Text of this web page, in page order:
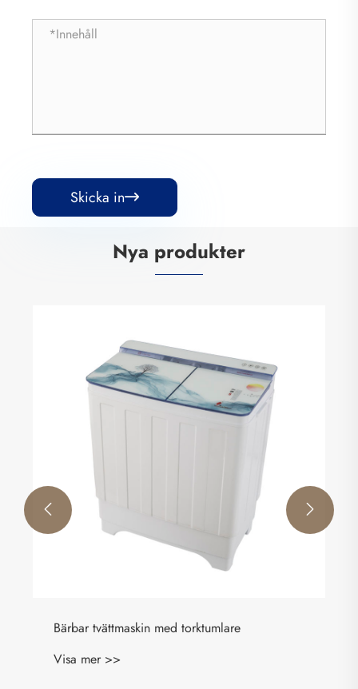
Skicka in
Nya produkter
Bärbar tvättmaskin med torktumlare
Visa mer >>
 